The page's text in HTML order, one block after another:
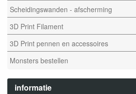
Scheidingswanden - afscherming
3D Print Filament
3D Print pennen en accessoires
Monsters bestellen
informatie